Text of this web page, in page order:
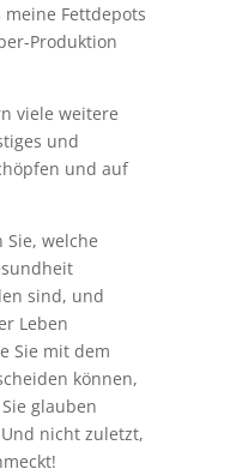
Fettdepots
Produktion
viele weitere
und
und auf
Sie, welche
sind, und
Leben
Sie mit dem
können,
glauben
nicht zuletzt,